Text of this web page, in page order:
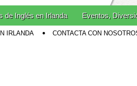
de Inglés en Irlanda Eventos,
IRLANDA CONTACTA CON